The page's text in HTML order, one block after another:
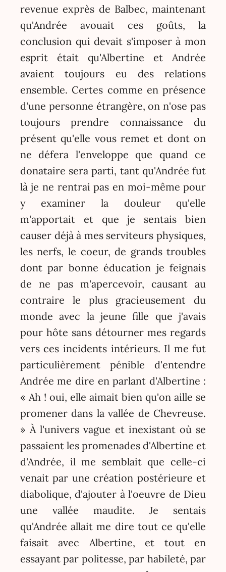
revenue exprès de Balbec, maintenant
qu'Andrée avouait ces goûts, la
conclusion qui devait s'imposer à mon
esprit était qu'Albertine et Andrée
avaient toujours eu des relations
ensemble. Certes comme en présence
d'une personne étrangère, on n'ose pas
toujours prendre connaissance du
présent qu'elle vous remet et dont on
ne défera l'enveloppe que quand ce
donataire sera parti, tant qu'Andrée fut
là je ne rentrai pas en moi-même pour
y examiner la douleur qu'elle
m'apportait et que je sentais bien
causer déjà à mes serviteurs physiques,
les nerfs, le coeur, de grands troubles
dont par bonne éducation je feignais
de ne pas m'apercevoir, causant au
contraire le plus gracieusement du
monde avec la jeune fille que j'avais
pour hôte sans détourner mes regards
vers ces incidents intérieurs. Il me fut
particulièrement pénible d'entendre
Andrée me dire en parlant d'Albertine :
« Ah ! oui, elle aimait bien qu'on aille se
promener dans la vallée de Chevreuse.
» À l'univers vague et inexistant où se
passaient les promenades d'Albertine et
d'Andrée, il me semblait que celle-ci
venait par une création postérieure et
diabolique, d'ajouter à l'oeuvre de Dieu
une vallée maudite. Je sentais
qu'Andrée allait me dire tout ce qu'elle
faisait avec Albertine, et tout en
essayant par politesse, par habileté, par